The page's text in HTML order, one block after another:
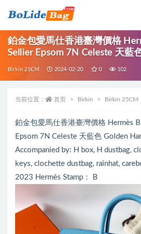
鉑金包愛馬仕香港臺灣價格
Sellier Epsom 7N Celeste 天藍
Birkin 25CM 2024-02-20 0 102
当前位置： 首页 Birkin Birkin 25CM
鉑金包愛馬仕香港臺灣價格 Hermès
Epsom 7N Celeste 天藍色 Golden
Accompanied by: H box, H dustbag,
keys, clochette dustbag, rainhat,
2023 Hermès Stamp： B